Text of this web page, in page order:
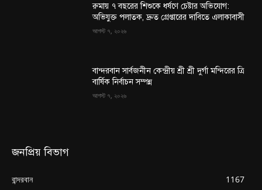
রুমায় ৭ বছরের শিশুকে ধর্ষণে চেষ্টার অভিযোগ:
অভিযুক্ত পলাতক, দ্রুত গ্রেপ্তারের দাবিতে এলাকাবাসী
আগস্ট ৭, ২০২৬
বান্দরবান সার্বজনীন কেন্দ্রীয় শ্রী শ্রী দুর্গা মন্দিরের ত্রি
বার্ষিক নির্বাচন সম্পন্ন
আগস্ট ৭, ২০২৬
জনপ্রিয় বিভাগ
বান্দরবান
1167